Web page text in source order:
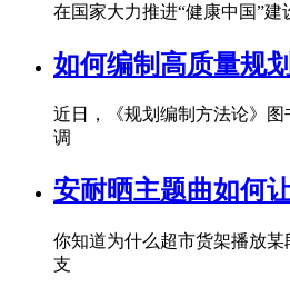
在国家大力推进“健康中国”
如何编制高质量规
近日，《规划编制方法论》
调
安耐晒主题曲如何
你知道为什么超市货架播放
支